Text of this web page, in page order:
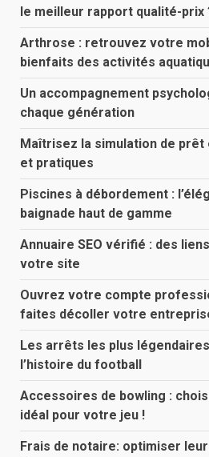
le meilleur rapport qualité-prix
Arthrose : retrouvez votre
bienfaits des activités
Un accompagnement
chaque génération
Maîtrisez la simulation de
et pratiques
Piscines à débordement :
baignade haut de gamme
Annuaire SEO vérifié : des
votre site
Ouvrez votre compte
faites décoller votre
Les arrêts les plus
l’histoire du football
Accessoires de bowling :
idéal pour votre jeu !
Frais de notaire: optimiser